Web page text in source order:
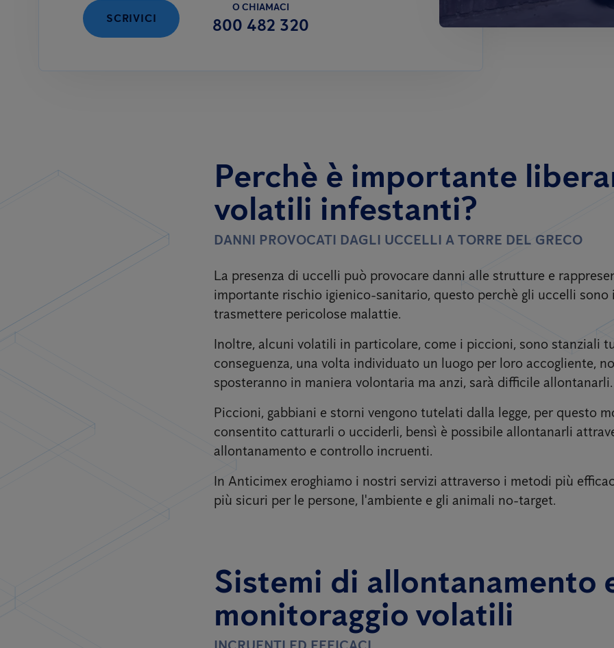
SCRIVICI
O CHIAMACI
800 482 320
Perchè è importante
volatili infestanti?
DANNI PROVOCATI DAGLI UCCELLI A TORRE DEL GRECO
La presenza di uccelli può provocare danni alle strutture e
importante rischio igienico-sanitario, questo perchè gli uccelli sono
trasmettere pericolose malattie.
Inoltre, alcuni volatili in particolare, come i piccioni, sono stanziali
conseguenza, una volta individuato un luogo per loro accogliente,
sposteranno in maniera volontaria ma anzi, sarà difficile allontanarli.
Piccioni, gabbiani e storni vengono tutelati dalla legge, per questo
consentito catturarli o ucciderli, bensì è possibile allontanarli
allontanamento e controllo incruenti.
In Anticimex eroghiamo i nostri servizi attraverso i metodi più
più sicuri per le persone, l'ambiente e gli animali no-target.
Sistemi di allontanamento
monitoraggio volatili